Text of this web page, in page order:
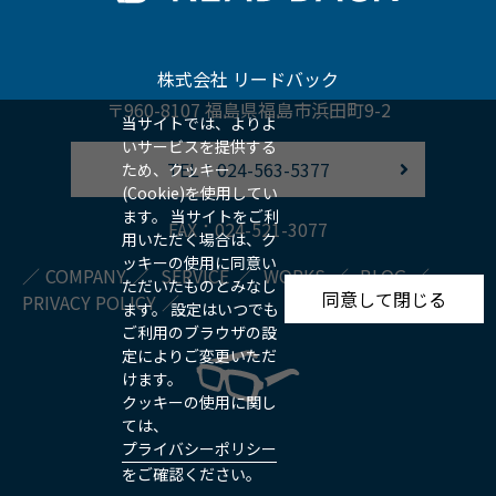
株式会社 リードバック
〒960-8107 福島県福島市浜田町9-2
TEL：024-563-5377
FAX：024-521-3077
COMPANY
SERVICE WORKS
BLOG
PRIVACY POLICY
当サイトでは、よりよ
いサービスを提供する
ため、クッキー
(Cookie)を使用してい
ます。 当サイトをご利
用いただく場合は、ク
ッキーの使用に同意い
ただいたものとみなし
ます。 設定はいつでも
ご利用のブラウザの設
定によりご変更いただ
けます。
クッキーの使用に関し
ては、
プライバシーポリシー
をご確認ください。
同意して閉じる